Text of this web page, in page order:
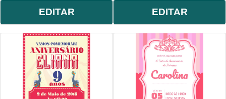
EDITAR EDITAR